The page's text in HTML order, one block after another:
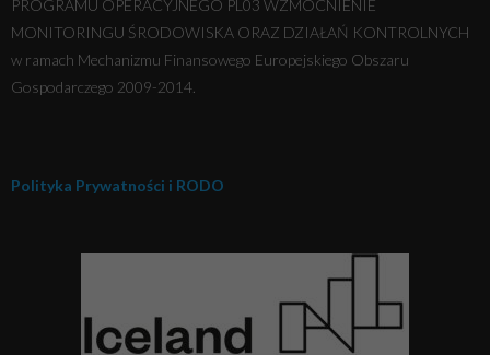
PROGRAMU OPERACYJNEGO PL03 WZMOCNIENIE
MONITORINGU ŚRODOWISKA ORAZ DZIAŁAŃ KONTROLNYCH
w ramach Mechanizmu Finansowego Europejskiego Obszaru
Gospodarczego 2009-2014.
Polityka Prywatności i RODO